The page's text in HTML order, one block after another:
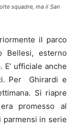
squadre, ma il San
il parco
esterno
ufficiale anche
Per Ghirardi e
Si riapre
promesso al
parmensi in serie